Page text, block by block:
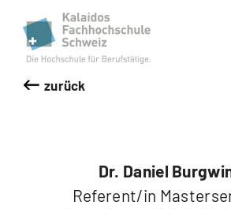
Kalaidos
zurück
Dr. Daniel
Referent/in